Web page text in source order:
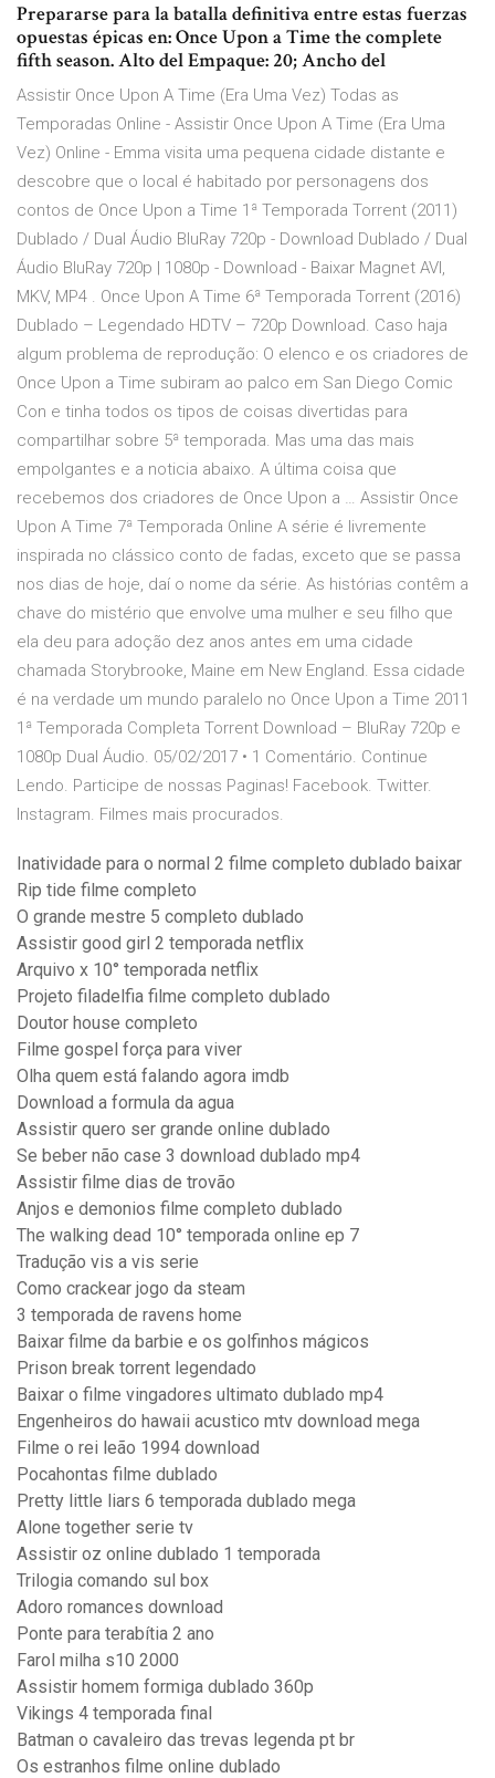
Prepararse para la batalla definitiva entre estas fuerzas
opuestas épicas en: Once Upon a Time the complete
fifth season. Alto del Empaque: 20; Ancho del
Assistir Once Upon A Time (Era Uma Vez) Todas as
Temporadas Online - Assistir Once Upon A Time (Era Uma
Vez) Online - Emma visita uma pequena cidade distante e
descobre que o local é habitado por personagens dos
contos de Once Upon a Time 1ª Temporada Torrent (2011)
Dublado / Dual Áudio BluRay 720p - Download Dublado / Dual
Áudio BluRay 720p | 1080p - Download - Baixar Magnet AVI,
MKV, MP4 . Once Upon A Time 6ª Temporada Torrent (2016)
Dublado – Legendado HDTV – 720p Download. Caso haja
algum problema de reprodução: O elenco e os criadores de
Once Upon a Time subiram ao palco em San Diego Comic
Con e tinha todos os tipos de coisas divertidas para
compartilhar sobre 5ª temporada. Mas uma das mais
empolgantes e a noticia abaixo. A última coisa que
recebemos dos criadores de Once Upon a … Assistir Once
Upon A Time 7ª Temporada Online A série é livremente
inspirada no clássico conto de fadas, exceto que se passa
nos dias de hoje, daí o nome da série. As histórias contêm a
chave do mistério que envolve uma mulher e seu filho que
ela deu para adoção dez anos antes em uma cidade
chamada Storybrooke, Maine em New England. Essa cidade
é na verdade um mundo paralelo no Once Upon a Time 2011
1ª Temporada Completa Torrent Download – BluRay 720p e
1080p Dual Áudio. 05/02/2017 • 1 Comentário. Continue
Lendo. Participe de nossas Paginas! Facebook. Twitter.
Instagram. Filmes mais procurados.
Inatividade para o normal 2 filme completo dublado baixar
Rip tide filme completo
O grande mestre 5 completo dublado
Assistir good girl 2 temporada netflix
Arquivo x 10° temporada netflix
Projeto filadelfia filme completo dublado
Doutor house completo
Filme gospel força para viver
Olha quem está falando agora imdb
Download a formula da agua
Assistir quero ser grande online dublado
Se beber não case 3 download dublado mp4
Assistir filme dias de trovão
Anjos e demonios filme completo dublado
The walking dead 10° temporada online ep 7
Tradução vis a vis serie
Como crackear jogo da steam
3 temporada de ravens home
Baixar filme da barbie e os golfinhos mágicos
Prison break torrent legendado
Baixar o filme vingadores ultimato dublado mp4
Engenheiros do hawaii acustico mtv download mega
Filme o rei leão 1994 download
Pocahontas filme dublado
Pretty little liars 6 temporada dublado mega
Alone together serie tv
Assistir oz online dublado 1 temporada
Trilogia comando sul box
Adoro romances download
Ponte para terabítia 2 ano
Farol milha s10 2000
Assistir homem formiga dublado 360p
Vikings 4 temporada final
Batman o cavaleiro das trevas legenda pt br
Os estranhos filme online dublado